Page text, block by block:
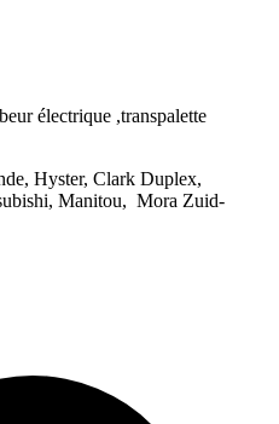
électrique ,transpalette
Hyster, Clark Duplex,
Manitou, Mora Zuid-